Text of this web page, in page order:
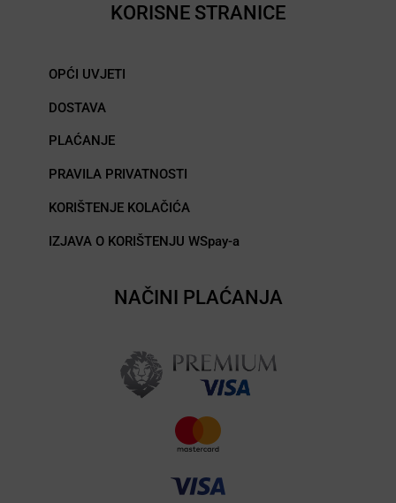
KORISNE STRANICE
OPĆI UVJETI
DOSTAVA
PLAĆANJE
PRAVILA PRIVATNOSTI
KORIŠTENJE KOLAČIĆA
IZJAVA O KORIŠTENJU WSpay-a
NAČINI PLAĆANJA